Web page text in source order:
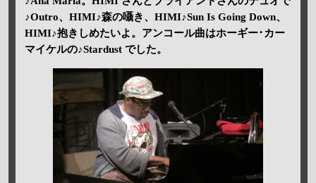
♪Outro、HIMI♪森の囁き、HIMI♪Sun Is Going Down、
HIMI♪抱きしめたいよ。アンコール曲はホーギー･カー
マイケルの♪Stardust でした。